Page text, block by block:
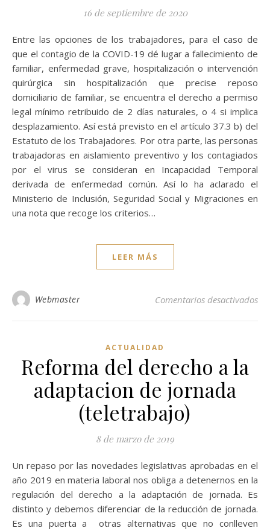
16 de septiembre de 2020
Entre las opciones de los trabajadores, para el caso de
que el contagio de la COVID-19 dé lugar a fallecimiento de
familiar, enfermedad grave, hospitalización o intervención
quirúrgica sin hospitalización que precise reposo
domiciliario de familiar, se encuentra el derecho a permiso
legal mínimo retribuido de 2 días naturales, o 4 si implica
desplazamiento. Así está previsto en el artículo 37.3 b) del
Estatuto de los Trabajadores. Por otra parte, las personas
trabajadoras en aislamiento preventivo y los contagiados
por el virus se consideran en Incapacidad Temporal
derivada de enfermedad común. Así lo ha aclarado el
Ministerio de Inclusión, Seguridad Social y Migraciones en
una nota que recoge los criterios…
LEER MÁS
Webmaster Comentarios desactivadosen
ACTUALIDAD
Reforma del derecho a la
adaptacion de jornada
(teletrabajo)
8 de marzo de 2019
Un repaso por las novedades legislativas aprobadas en el
año 2019 en materia laboral nos obliga a detenernos en la
regulación del derecho a la adaptación de jornada. Es
distinto y debemos diferenciar de la reducción de jornada.
Es una puerta a otras alternativas que no conlleven